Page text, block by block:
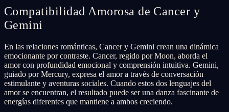
Compatibilidad Amorosa de Cancer y
Gemini
En las relaciones románticas, Cancer y Gemini crean una dinámica
emocionante por contraste. Cancer, regido por Moon, aborda el
amor con profundidad emocional y comprensión intuitiva. Gemini,
guiado por Mercury, expresa el amor a través de conversación
estimulante y aventuras sociales. Cuando estos dos lenguajes del
amor se encuentran, el resultado puede ser una danza fascinante de
energías diferentes que mantiene a ambos creciendo.